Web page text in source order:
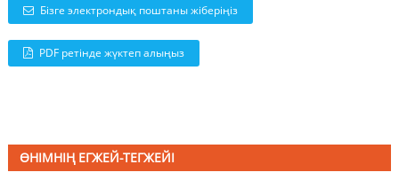
Бізге электрондық поштаны жіберіңіз
PDF ретінде жүктеп алыңыз
ӨНІМНІҢ ЕГЖЕЙ-ТЕГЖЕЙІ